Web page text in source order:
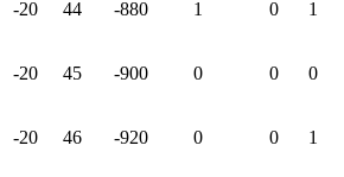
-20 44 -880 1 0 1
-20 45 -900 0 0 0
-20 46 -920 0 0 1